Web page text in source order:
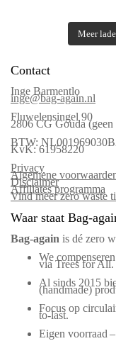
Meer
Contact
Inge Barmentlo
inge@bag-again.nl
Fluwelensingel 90
2806 CG Gouda (geen
BTW:
KvK: 61958220
Privacy
Algemene
Disclaimer
Affiliates programma
Vind meer zero waste
Waar staat Bag-
Bag‑again is dé zero
We
via Trees for All.
Al sinds 2015
(handmade)
Focus op
to-last.
Eigen voorraad